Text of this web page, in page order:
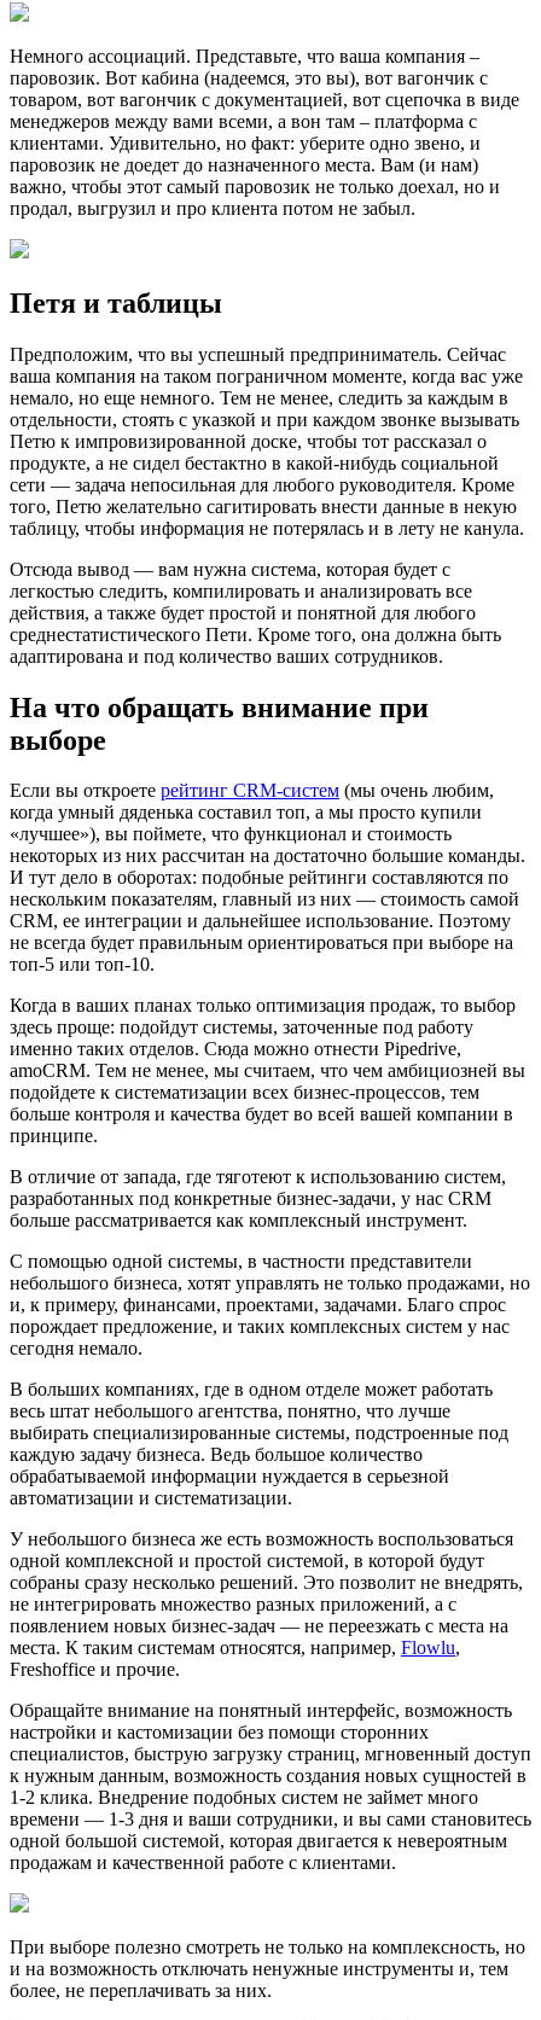
Немного ассоциаций. Представьте, что ваша компания –
паровозик. Вот кабина (надеемся, это вы), вот вагончик с
товаром, вот вагончик с документацией, вот сцепочка в виде
менеджеров между вами всеми, а вон там – платформа с
клиентами. Удивительно, но факт: уберите одно звено, и
паровозик не доедет до назначенного места. Вам (и нам)
важно, чтобы этот самый паровозик не только доехал, но и
продал, выгрузил и про клиента потом не забыл.
Петя и таблицы
Предположим, что вы успешный предприниматель. Сейчас
ваша компания на таком пограничном моменте, когда вас уже
немало, но еще немного. Тем не менее, следить за каждым в
отдельности, стоять с указкой и при каждом звонке вызывать
Петю к импровизированной доске, чтобы тот рассказал о
продукте, а не сидел бестактно в какой-нибудь социальной
сети — задача непосильная для любого руководителя. Кроме
того, Петю желательно сагитировать внести данные в некую
таблицу, чтобы информация не потерялась и в лету не канула.
Отсюда вывод — вам нужна система, которая будет с
легкостью следить, компилировать и анализировать все
действия, а также будет простой и понятной для любого
среднестатистического Пети. Кроме того, она должна быть
адаптирована и под количество ваших сотрудников.
На что обращать внимание при
выборе
Если вы откроете рейтинг CRM-систем (мы очень любим,
когда умный дяденька составил топ, а мы просто купили
«лучшее»), вы поймете, что функционал и стоимость
некоторых из них рассчитан на достаточно большие команды.
И тут дело в оборотах: подобные рейтинги составляются по
нескольким показателям, главный из них — стоимость самой
CRM, ее интеграции и дальнейшее использование. Поэтому
не всегда будет правильным ориентироваться при выборе на
топ-5 или топ-10.
Когда в ваших планах только оптимизация продаж, то выбор
здесь проще: подойдут системы, заточенные под работу
именно таких отделов. Сюда можно отнести Pipedrive,
amoCRM. Тем не менее, мы считаем, что чем амбициозней вы
подойдете к систематизации всех бизнес-процессов, тем
больше контроля и качества будет во всей вашей компании в
принципе.
В отличие от запада, где тяготеют к использованию систем,
разработанных под конкретные бизнес-задачи, у нас CRM
больше рассматривается как комплексный инструмент.
С помощью одной системы, в частности представители
небольшого бизнеса, хотят управлять не только продажами, но
и, к примеру, финансами, проектами, задачами. Благо спрос
порождает предложение, и таких комплексных систем у нас
сегодня немало.
В больших компаниях, где в одном отделе может работать
весь штат небольшого агентства, понятно, что лучше
выбирать специализированные системы, подстроенные под
каждую задачу бизнеса. Ведь большое количество
обрабатываемой информации нуждается в серьезной
автоматизации и систематизации.
У небольшого бизнеса же есть возможность воспользоваться
одной комплексной и простой системой, в которой будут
собраны сразу несколько решений. Это позволит не внедрять,
не интегрировать множество разных приложений, а с
появлением новых бизнес-задач — не переезжать с места на
места. К таким системам относятся, например, Flowlu,
Freshoffice и прочие.
Обращайте внимание на понятный интерфейс, возможность
настройки и кастомизации без помощи сторонних
специалистов, быструю загрузку страниц, мгновенный доступ
к нужным данным, возможность создания новых сущностей в
1-2 клика. Внедрение подобных систем не займет много
времени — 1-3 дня и ваши сотрудники, и вы сами становитесь
одной большой системой, которая двигается к невероятным
продажам и качественной работе с клиентами.
При выборе полезно смотреть не только на комплексность, но
и на возможность отключать ненужные инструменты и, тем
более, не переплачивать за них.